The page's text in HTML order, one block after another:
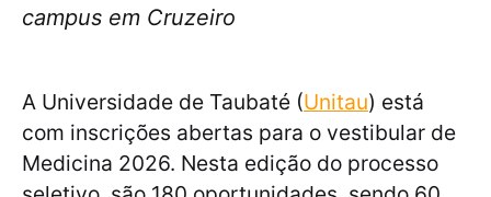
campus em Cruzeiro
A Universidade de Taubaté (Unitau) está
com inscrições abertas para o vestibular de
Medicina 2026. Nesta edição do processo